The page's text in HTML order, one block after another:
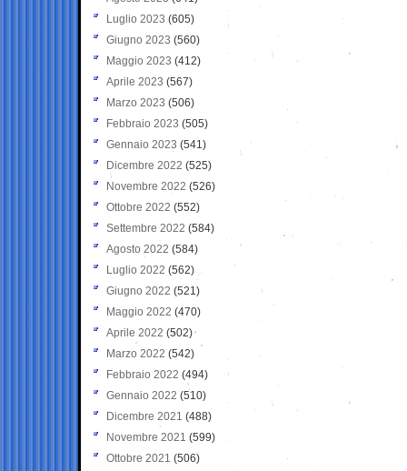
Luglio 2023 (605)
Giugno 2023 (560)
Maggio 2023 (412)
Aprile 2023 (567)
Marzo 2023 (506)
Febbraio 2023 (505)
Gennaio 2023 (541)
Dicembre 2022 (525)
Novembre 2022 (526)
Ottobre 2022 (552)
Settembre 2022 (584)
Agosto 2022 (584)
Luglio 2022 (562)
Giugno 2022 (521)
Maggio 2022 (470)
Aprile 2022 (502)
Marzo 2022 (542)
Febbraio 2022 (494)
Gennaio 2022 (510)
Dicembre 2021 (488)
Novembre 2021 (599)
Ottobre 2021 (506)